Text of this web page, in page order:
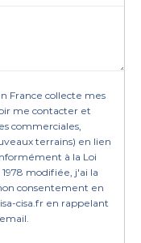
France collecte mes
me contacter et
commerciales,
terrains) en lien
à la Loi
modifiée, j'ai la
consentement en
cisa.fr en rappelant